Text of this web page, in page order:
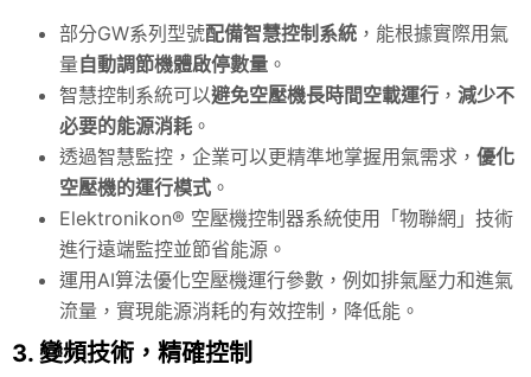
部分GW系列型號配備智慧控制系統 ，能根據實際用氣
量自動調節機體啟停數量 。
智慧控制系統可以避免空壓機長時間空載運行 ， 減少不
必要的能源消耗 。
透過智慧監控，企業可以更精準地掌握用氣需求， 優化
空壓機的運行模式 。
Elektronikon® 空壓機控制器系統使用「物聯網」技術
進行遠端監控並節省能源。
運用AI算法優化空壓機運行參數，例如排氣壓力和進氣
流量，實現能源消耗的有效控制，降低能。
3. 變頻技術，精確控制